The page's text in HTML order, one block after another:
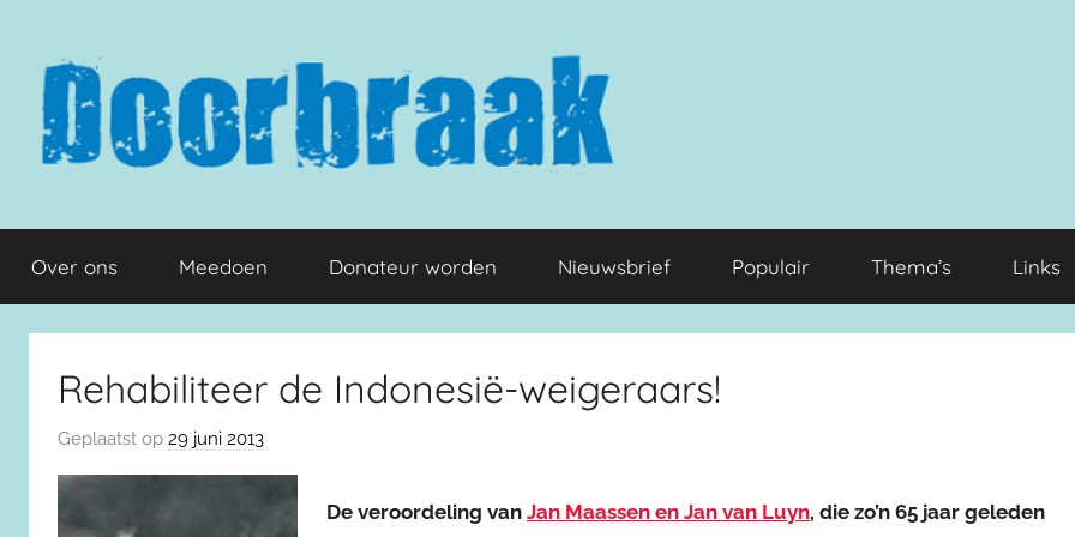
inhoud
springen
Doorbraak.eu
Over ons Meedoen Donateur worden Nieuwsbrief Populair Thema’s Links
Rehabiliteer de Indonesië-weigeraars!
Geplaatst op 29 juni 2013
De veroordeling van Jan Maassen en Jan van Luyn, die zo’n 65 jaar geleden